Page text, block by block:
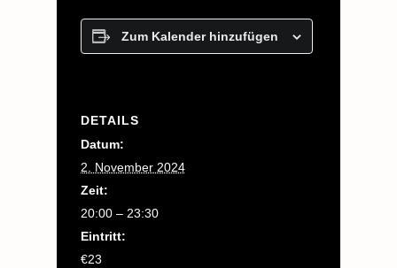
Zum Kalender hinzufügen
DETAILS
Datum:
2. November 2024
Zeit:
20:00 – 23:30
Eintritt:
€23